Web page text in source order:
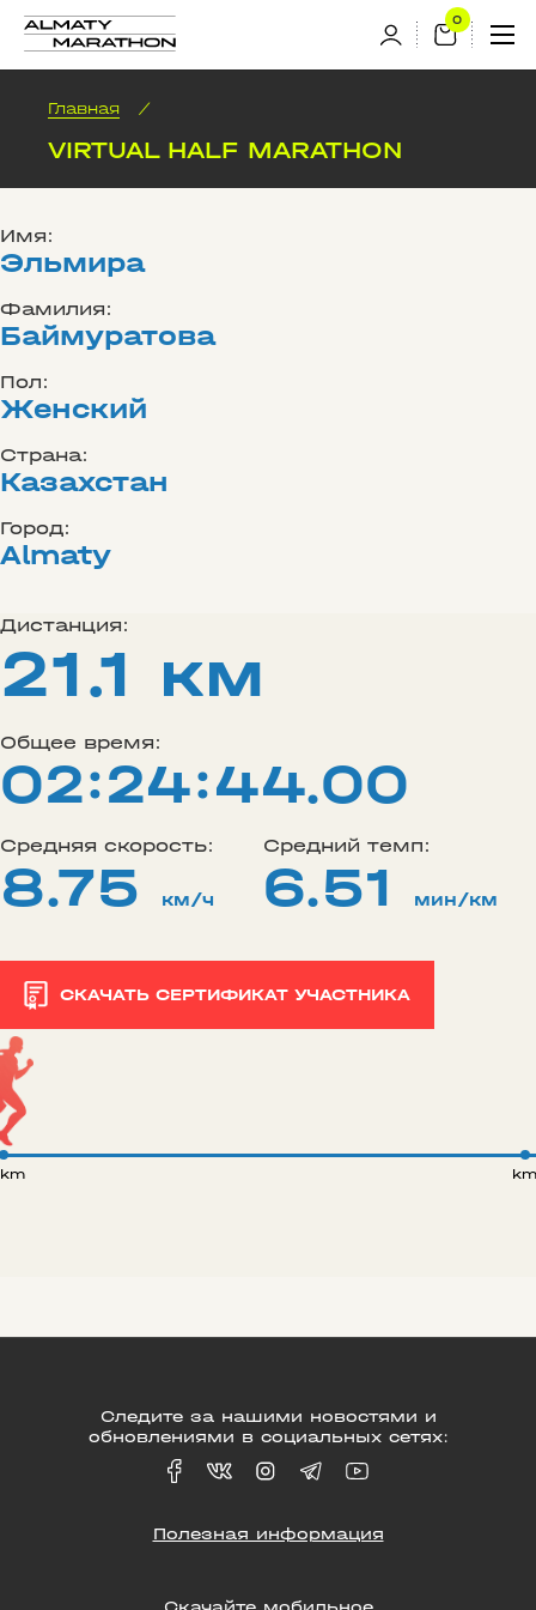
Главная /
VIRTUAL HALF MARATHON
Имя:
Эльмира
Фамилия:
Баймуратова
Пол:
Женский
Страна:
Казахстан
Город:
Almaty
Дистанция:
21.1 км
Общее время:
02:24:44.00
Средняя скорость:
8.75 км/ч
Средний темп:
6.51 мин/км
СКАЧАТЬ СЕРТИФИКАТ УЧАСТНИКА
km
Следите за нашими новостями и
обновлениями в социальных сетях:
Полезная информация